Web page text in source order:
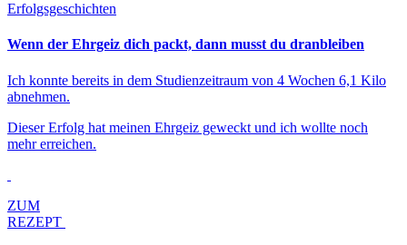
Erfolgsgeschichten
Wenn der Ehrgeiz dich packt, dann musst du dranbleiben
Ich konnte bereits in dem Studienzeitraum von 4 Wochen 6,1 Kilo
abnehmen.
Dieser Erfolg hat meinen Ehrgeiz geweckt und ich wollte noch
mehr erreichen.
ZUM
REZEPT